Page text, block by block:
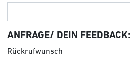
ANFRAGE/ DEIN FEEDBACK:
Rückrufwunsch